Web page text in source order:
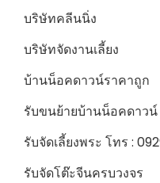
บริษัทคลีนนิ่ง
บริษัทจัดงานเลี้ยง
บ้านน็อคดาวน์ราคาถูก
รับขนย้ายบ้านน็อคดาวน์
รับจัดเลี้ยงพระ โทร :
รับจัดโต๊ะจีนครบวงจร